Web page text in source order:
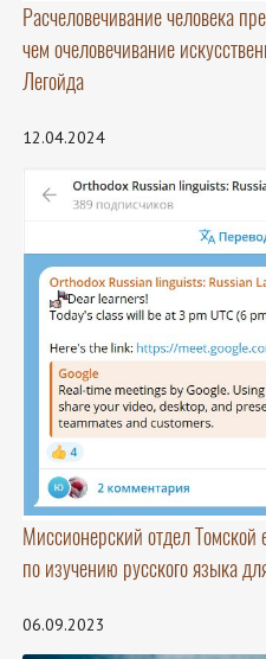
Расчеловечивание человека
чем очеловечивание
Легойда
12.04.2024
Миссионерский отдел Томской
по изучению русского языка
06.09.2023